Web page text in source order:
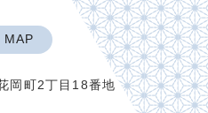
MAP
岡町2丁目18番地